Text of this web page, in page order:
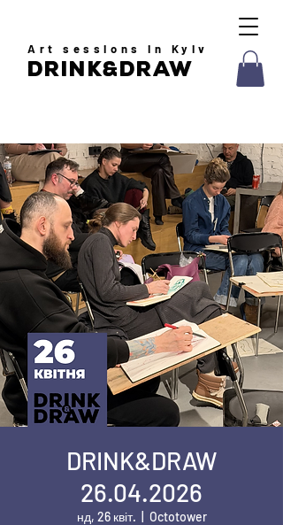
drink&draw
Artsessions in Kyiv
DRINK&DRAW
26.04.2026
нд, 26 квіт. Octotower